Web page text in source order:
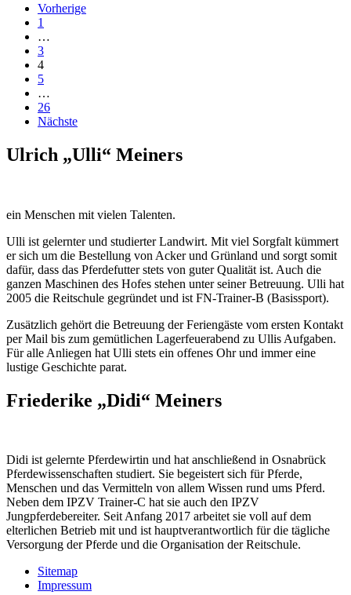
Vorherige
1
…
3
4
5
…
26
Nächste
Ulrich „Ulli“ Meiners
ein Menschen mit vielen Talenten.
Ulli ist gelernter und studierter Landwirt. Mit viel Sorgfalt kümmert
er sich um die Bestellung von Acker und Grünland und sorgt somit
dafür, dass das Pferdefutter stets von guter Qualität ist. Auch die
ganzen Maschinen des Hofes stehen unter seiner Betreuung. Ulli hat
2005 die Reitschule gegründet und ist FN-Trainer-B (Basissport).
Zusätzlich gehört die Betreuung der Feriengäste vom ersten Kontakt
per Mail bis zum gemütlichen Lagerfeuerabend zu Ullis Aufgaben.
Für alle Anliegen hat Ulli stets ein offenes Ohr und immer eine
lustige Geschichte parat.
Friederike „Didi“ Meiners
Didi ist gelernte Pferdewirtin und hat anschließend in Osnabrück
Pferdewissenschaften studiert. Sie begeistert sich für Pferde,
Menschen und das Vermitteln von allem Wissen rund ums Pferd.
Neben dem IPZV Trainer-C hat sie auch den IPZV
Jungpferdebereiter. Seit Anfang 2017 arbeitet sie voll auf dem
elterlichen Betrieb mit und ist hauptverantwortlich für die tägliche
Versorgung der Pferde und die Organisation der Reitschule.
Sitemap
Impressum